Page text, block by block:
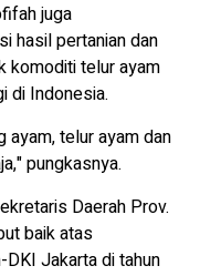
juga
hasil pertanian dan
komoditi telur ayam
di Indonesia.
ayam, telur ayam dan
pungkasnya.
Daerah Prov.
baik atas
Jakarta di tahun